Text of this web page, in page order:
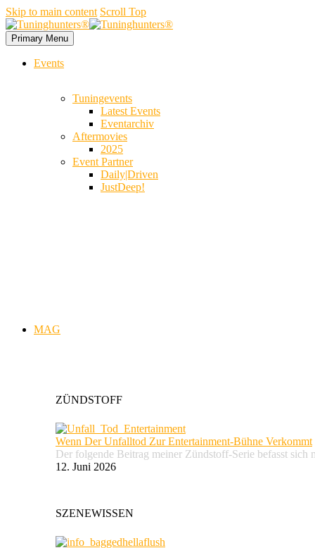
Skip to main content Scroll Top
Primary Menu
Events
Tuningevents
Latest Events
Eventarchiv
Aftermovies
2025
Event Partner
Daily|Driven
JustDeep!
MAG
ZÜNDSTOFF
Wenn Der Unfalltod Zur Entertainment-Bühne Verkommt
Der folgende Beitrag meiner Zündstoff-Serie befasst
12. Juni 2026
SZENEWISSEN